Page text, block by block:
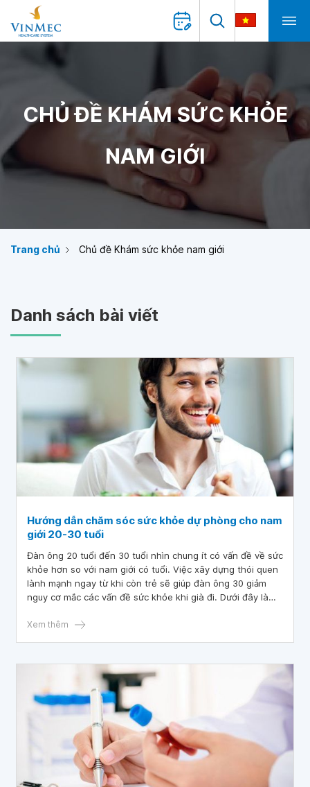
CHỦ ĐỀ KHÁM SỨC KHỎE
NAM GIỚI
Trang chủ Chủ đề Khám sức khỏe nam giới
Danh sách bài viết
Hướng dẫn chăm sóc sức khỏe dự phòng cho nam
giới 20-30 tuổi
Đàn ông 20 tuổi đến 30 tuổi nhìn chung ít có vấn đề về sức
khỏe hơn so với nam giới có tuổi. Việc xây dựng thói quen
lành mạnh ngay từ khi còn trẻ sẽ giúp đàn ông 30 giảm
nguy cơ mắc các vấn đề sức khỏe khi già đi. Dưới đây là
khoảng 20-30 tuổi.
Xem thêm